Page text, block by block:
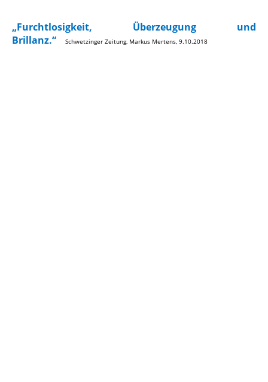
„Furchtlosigkeit, Überzeugung und
Brillanz.“
Schwetzinger Zeitung, Markus Mertens, 9.10.2018